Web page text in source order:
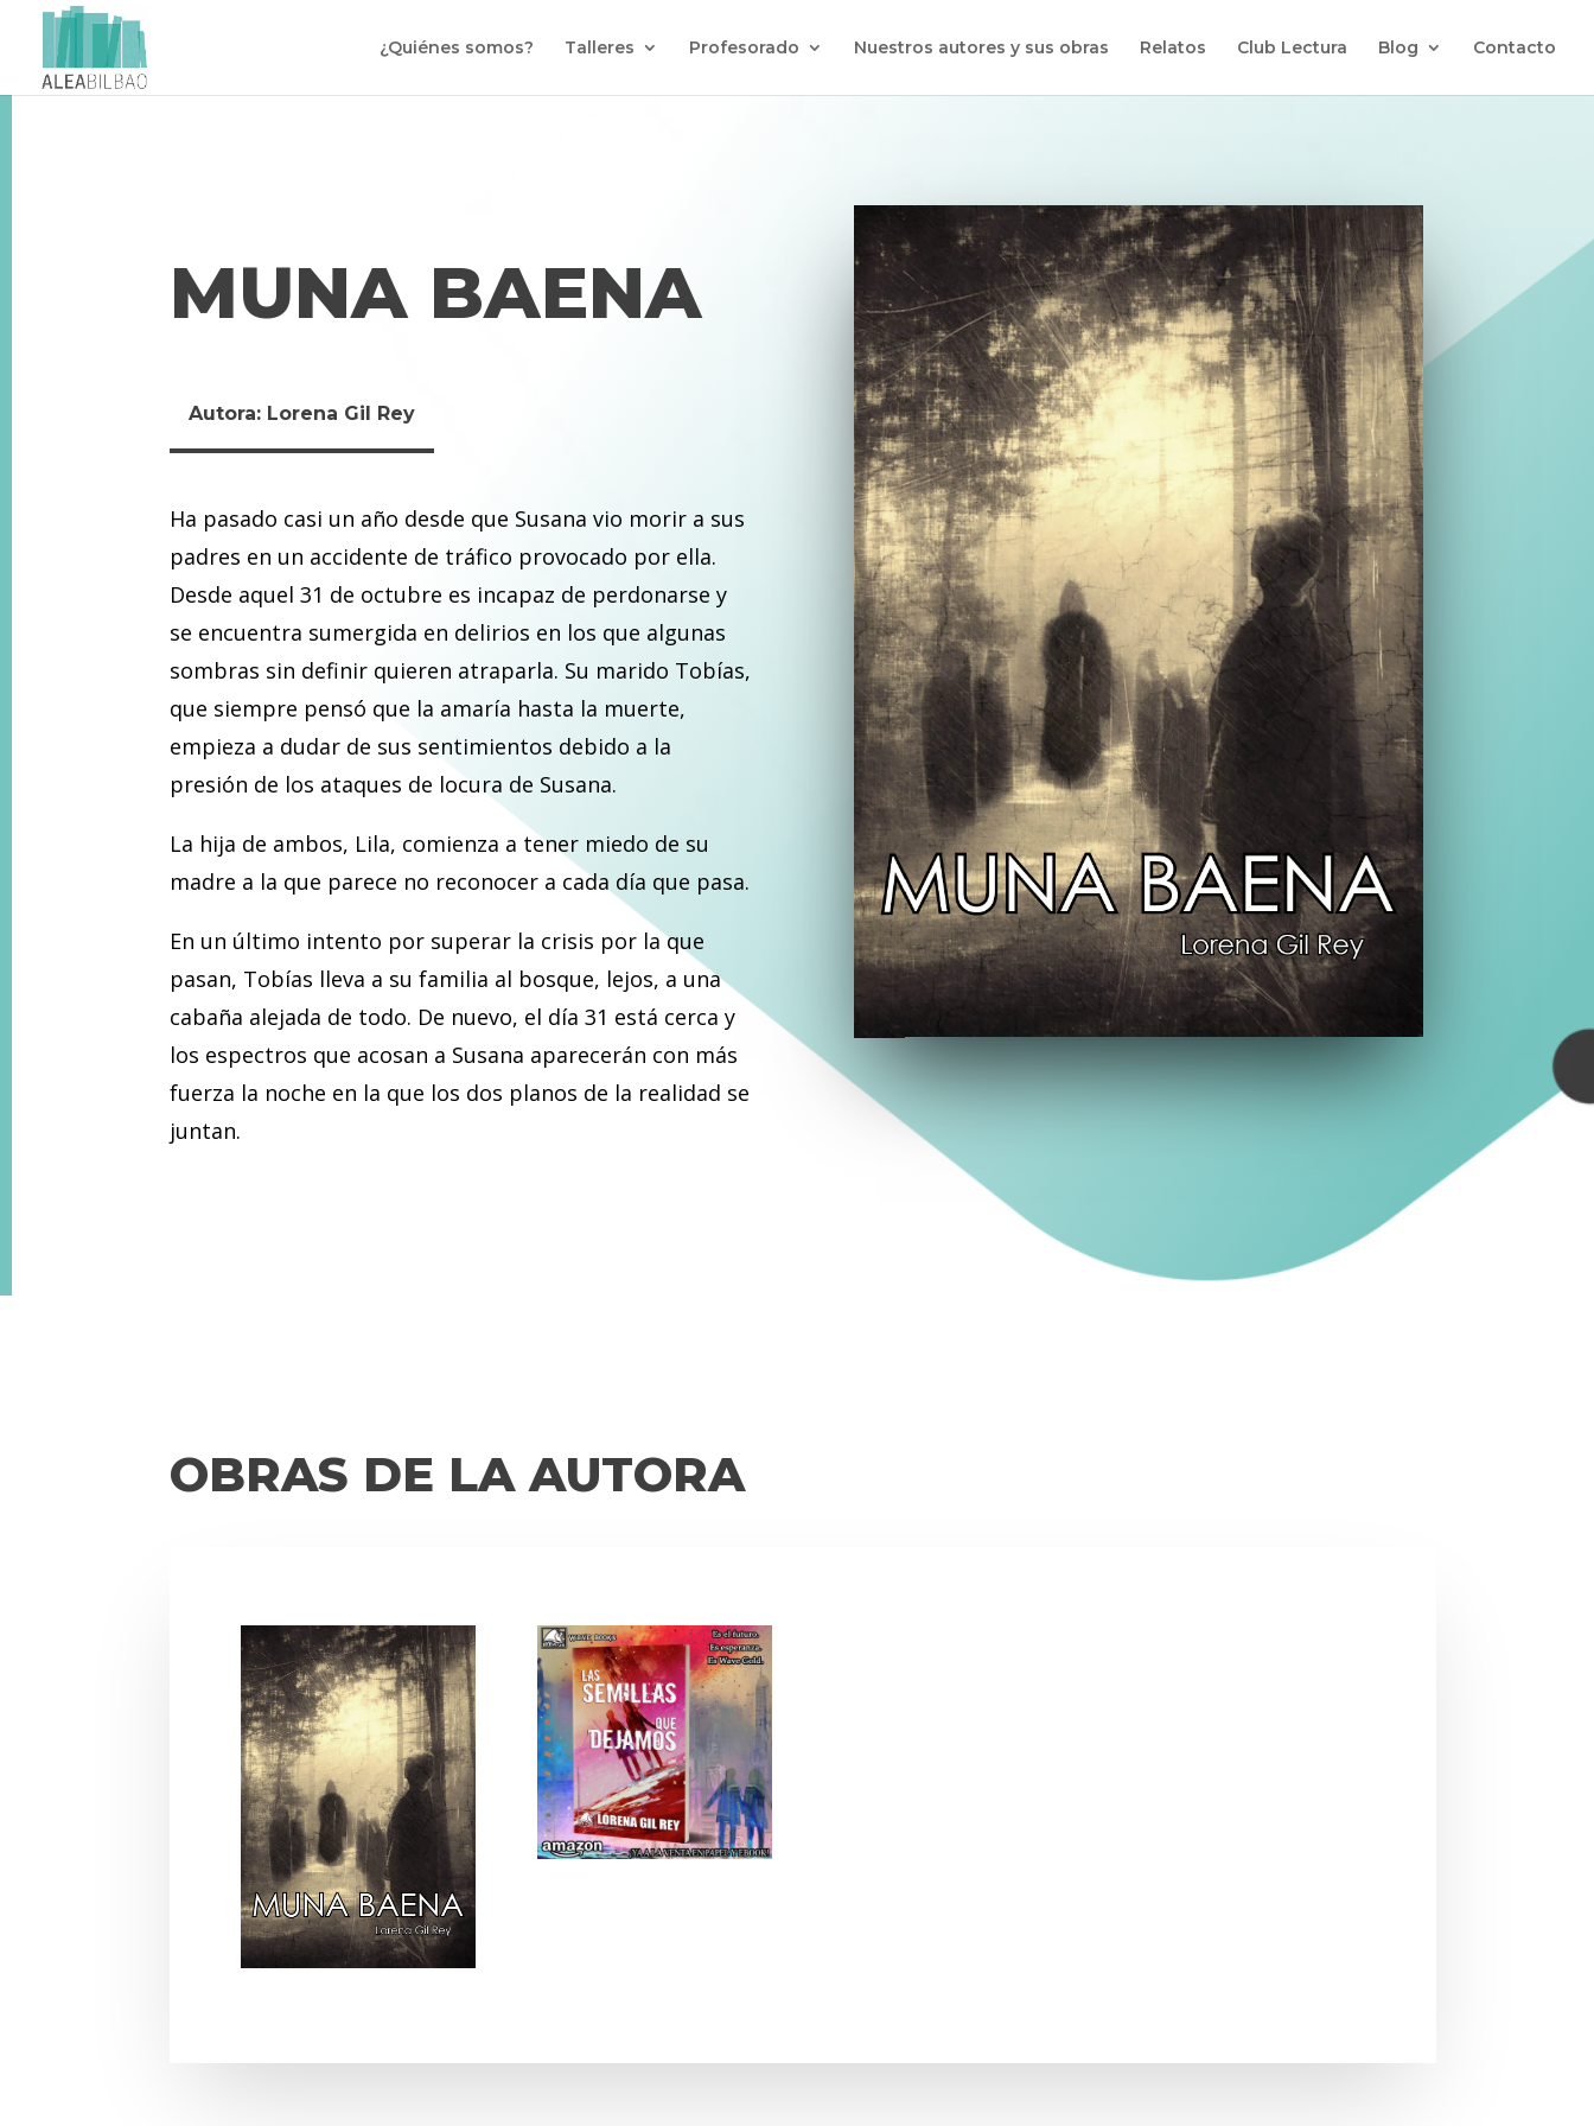
¿Quiénes somos? Talleres Profesorado Nuestros autores y sus obras Relatos Club Lectura Blog Contacto
MUNA BAENA
Autora: Lorena Gil Rey
Ha pasado casi un año desde que Susana vio morir a sus
padres en un accidente de tráfico provocado por ella.
Desde aquel 31 de octubre es incapaz de perdonarse y
se encuentra sumergida en delirios en los que algunas
sombras sin definir quieren atraparla. Su marido Tobías,
que siempre pensó que la amaría hasta la muerte,
empieza a dudar de sus sentimientos debido a la
presión de los ataques de locura de Susana.
La hija de ambos, Lila, comienza a tener miedo de su
madre a la que parece no reconocer a cada día que pasa.
En un último intento por superar la crisis por la que
pasan, Tobías lleva a su familia al bosque, lejos, a una
cabaña alejada de todo. De nuevo, el día 31 está cerca y
los espectros que acosan a Susana aparecerán con más
fuerza la noche en la que los dos planos de la realidad se
juntan.
OBRAS DE LA AUTORA